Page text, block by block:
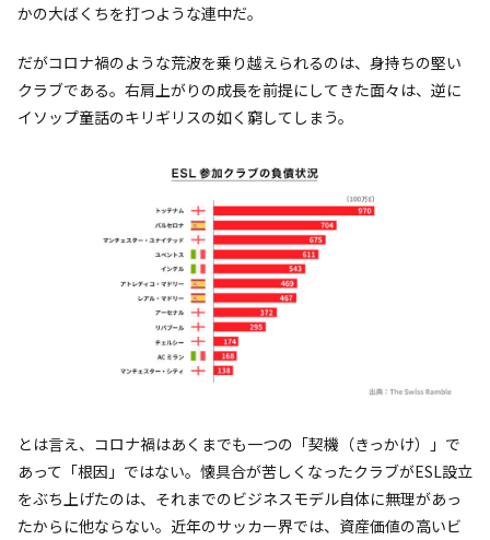
かの大ばくちを打つような連中だ。
だがコロナ禍のような荒波を乗り越えられるのは、身持ちの堅い
クラブである。右肩上がりの成長を前提にしてきた面々は、逆に
イソップ童話のキリギリスの如く窮してしまう。
とは言え、コロナ禍はあくまでも一つの「契機（きっかけ）」で
あって「根因」ではない。懐具合が苦しくなったクラブがESL設立
をぶち上げたのは、それまでのビジネスモデル自体に無理があっ
たからに他ならない。近年のサッカー界では、資産価値の高いビ